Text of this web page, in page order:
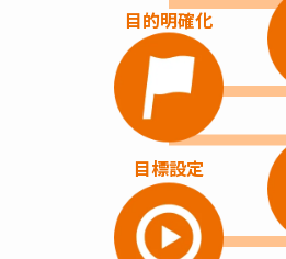
目的明確化
目標設定